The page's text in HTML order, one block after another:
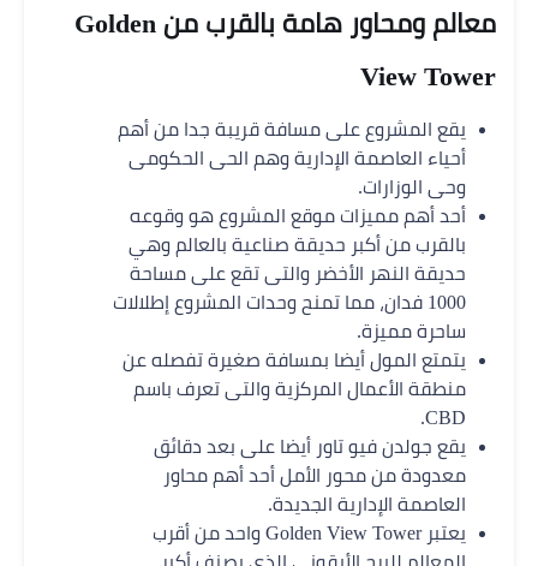
معالم ومحاور هامة بالقرب من Golden
View Tower
يقع المشروع على مسافة قريبة جدا من أهم
أحياء العاصمة الإدارية وهم الحى الحكومى
وحى الوزارات.
أحد أهم مميزات موقع المشروع هو وقوعه
بالقرب من أكبر حديقة صناعية بالعالم وهي
حديقة النهر الأخضر والتى تقع على مساحة
1000 فدان، مما تمنح وحدات المشروع إطلالات
ساحرة مميزة.
يتمتع المول أيضا بمسافة صغيرة تفصله عن
منطقة الأعمال المركزية والتى تعرف باسم
CBD.
يقع جولدن فيو تاور أيضا على بعد دقائق
معدودة من محور الأمل أحد أهم محاور
العاصمة الإدارية الجديدة.
يعتبر Golden View Tower واحد من أقرب
المعالم للبرج الأيقوني الذي يصنف أكبر